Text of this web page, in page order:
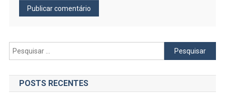
Pesquisar
por:
POSTS RECENTES